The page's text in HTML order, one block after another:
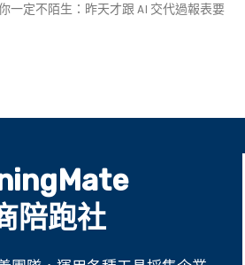
一定不陌生：昨天才跟 AI 交代過報表要
陪跑社